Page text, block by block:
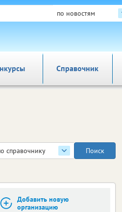
по новостям
Справочник
справочнику
Добавить новую
организацию